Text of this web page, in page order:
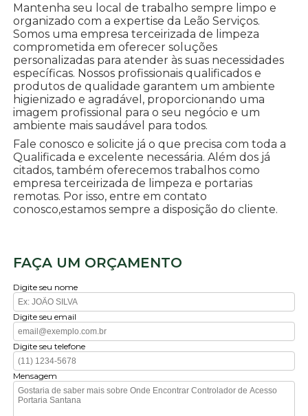
Mantenha seu local de trabalho sempre limpo e
organizado com a expertise da Leão Serviços.
Somos uma empresa terceirizada de limpeza
comprometida em oferecer soluções
personalizadas para atender às suas necessidades
específicas. Nossos profissionais qualificados e
produtos de qualidade garantem um ambiente
higienizado e agradável, proporcionando uma
imagem profissional para o seu negócio e um
ambiente mais saudável para todos.
Fale conosco e solicite já o que precisa com toda a
Qualificada e excelente necessária. Além dos já
citados, também oferecemos trabalhos como
empresa terceirizada de limpeza e portarias
remotas. Por isso, entre em contato
conosco,estamos sempre a disposição do cliente.
FAÇA UM ORÇAMENTO
Digite seu nome
Digite seu email
Digite seu telefone
Mensagem